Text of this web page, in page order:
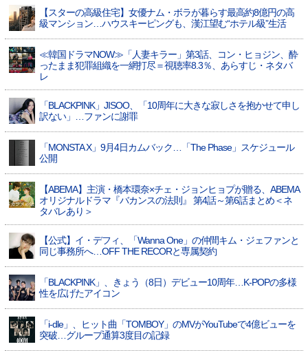
【スターの高級住宅】女優ナム・ボラが暮らす最高約8億円の高
級マンション…ハウスキーピングも、漢江望む“ホテル級”生活
≪韓国ドラマNOW≫「人妻キラー」第3話、コン・ヒョジン、酔
ったまま犯罪組織を一網打尽＝視聴率8.3％、あらすじ・ネタバ
レ
「BLACKPINK」JISOO、「10周年に大きな寂しさを抱かせて申し
訳ない」…ファンに謝罪
「MONSTA X」9月4日カムバック…「The Phase」スケジュール
公開
【ABEMA】主演・橋本環奈×チェ・ジョンヒョプが贈る、ABEMA
オリジナルドラマ『バカンスの法則』 第4話～第6話まとめ＜ネ
タバレあり＞
【公式】イ・デフィ、「Wanna One」の仲間キム・ジェファンと
同じ事務所へ…OFF THE RECORと専属契約
「BLACKPINK」、きょう（8日）デビュー10周年…K-POPの多様
性を広げたアイコン
「i-dle」、ヒット曲「TOMBOY」のMVがYouTubeで4億ビューを
突破…グループ通算3度目の記録